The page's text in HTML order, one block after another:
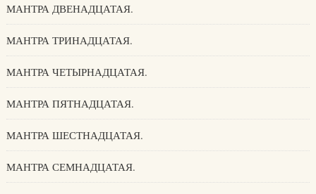
МАНТРА ДВЕНАДЦАТАЯ.
МАНТРА ТРИНАДЦАТАЯ.
МАНТРА ЧЕТЫРНАДЦАТАЯ.
МАНТРА ПЯТНАДЦАТАЯ.
МАНТРА ШЕСТНАДЦАТАЯ.
МАНТРА СЕМНАДЦАТАЯ.